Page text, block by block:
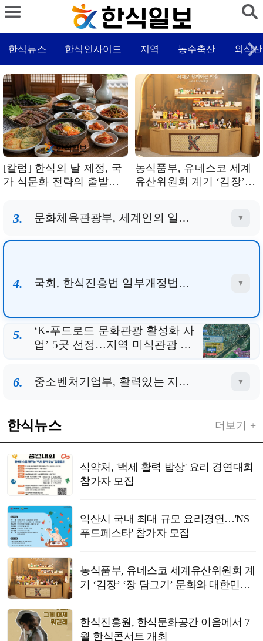
한식뉴스 한식인사이드 지역 농수축산 외식
[칼럼] 한식의 날 제정, 국
가 식문화 전략의 출발점
농식품부, 유네스코 세계
유산위원회 계기 ‘김장’
3. 문화체육관광부, 세계인의 일상으로... 한식 확산 위해 전문가 자문회의 개최 ▼
점 육성 본격화
‘K-푸드로드 문화관광 활성화 사업’ 5
곳 선정…지역 미식관광 거점 육성 본
6. 중소벤처기업부, 활력있는 지방상권·전통시장을 위한 ｢지역상권 육성｣, ｢백년시장｣ 대상지 최종 선정 ▼
한식뉴스 더보기 +
식약처, '백세 활력 밥상' 요리 경연대회
참가자 모집
익산시 국내 최대 규모 요리경연…'NS
푸드페스타' 참가자 모집
농식품부, 유네스코 세계유산위원회 계
기 ‘김장’ ‘장 담그기’ 문화와 대한민국
한식진흥원, 한식문화공간 이음에서 7
월 한식콘서트 개최